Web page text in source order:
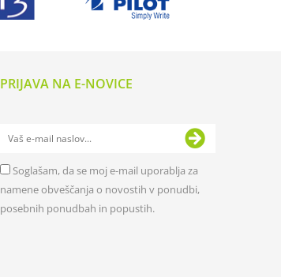
PRIJAVA NA E-NOVICE
Soglašam, da se moj e-mail uporablja za
namene obveščanja o novostih v ponudbi,
posebnih ponudbah in popustih.